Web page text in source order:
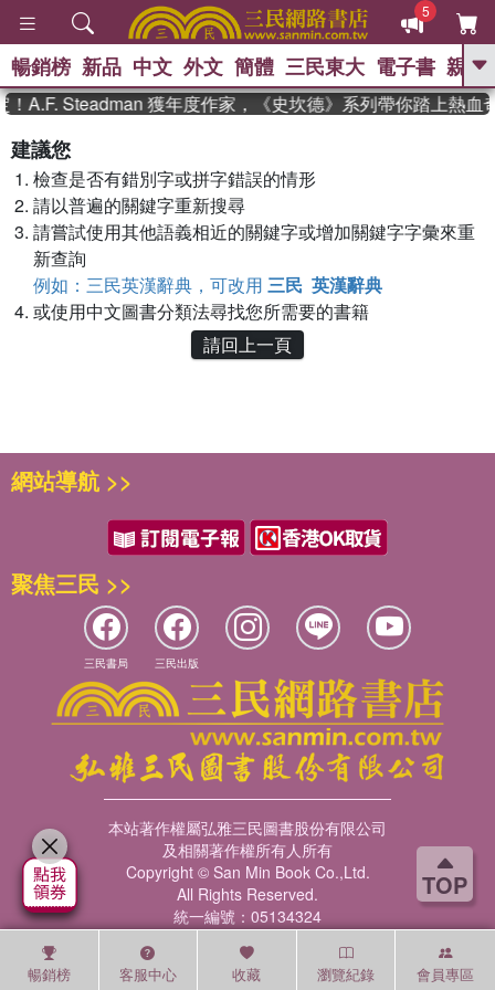
TOP
5
GO
史是一群喵 、
獎 臺灣漫遊錄
登輝時代 、 數學女孩：黎曼猜想 、
暢銷榜 新品 中文 外文 簡體 三民東大 電子書 親子
A.F. Steadman 獲年度作家，《史坎德》系列帶你踏上熱血
建議您
檢查是否有錯別字或拼字錯誤的情形
請以普遍的關鍵字重新搜尋
請嘗試使用其他語義相近的關鍵字或增加關鍵字字彙來重
新查詢
例如：三民英漢辭典，可改用 三民 英漢辭典
或使用中文圖書分類法尋找您所需要的書籍
請回上一頁
暢銷榜 客服中心 收藏 瀏覽紀錄 會員專區
網站導航 >>
聚焦三民 >>
三民書局 三民出版
本站著作權屬弘雅三民圖書股份有限公司
及相關著作權所有人所有
Copyright © San Min Book Co.,Ltd.
All Rights Reserved.
統一編號：05134324